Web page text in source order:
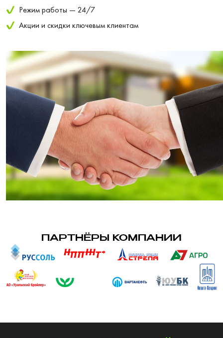
Режим работы — 24/7
Акции и скидки ключевым клиентам
ПАРТНЁРЫ КОМПАНИИ